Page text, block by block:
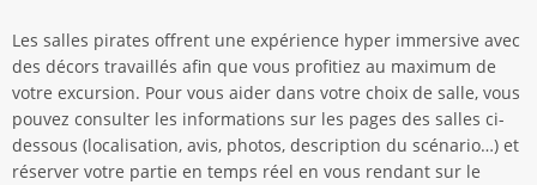
Les salles pirates offrent une expérience hyper immersive avec
des décors travaillés afin que vous profitiez au maximum de
votre excursion. Pour vous aider dans votre choix de salle, vous
pouvez consulter les informations sur les pages des salles ci-
dessous (localisation, avis, photos, description du scénario…) et
réserver votre partie en temps réel en vous rendant sur le